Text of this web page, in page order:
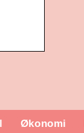
Økonomi